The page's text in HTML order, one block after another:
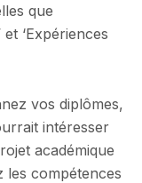
que
et ‘Expériences
vos diplômes,
intéresser
académique
les compétences